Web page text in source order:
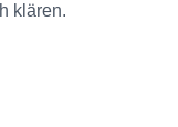
klären.